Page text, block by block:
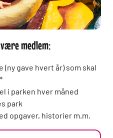
medlem:
(ny gave hvert år) som skal
i parken hver måned
park
opgaver, historier m.m.